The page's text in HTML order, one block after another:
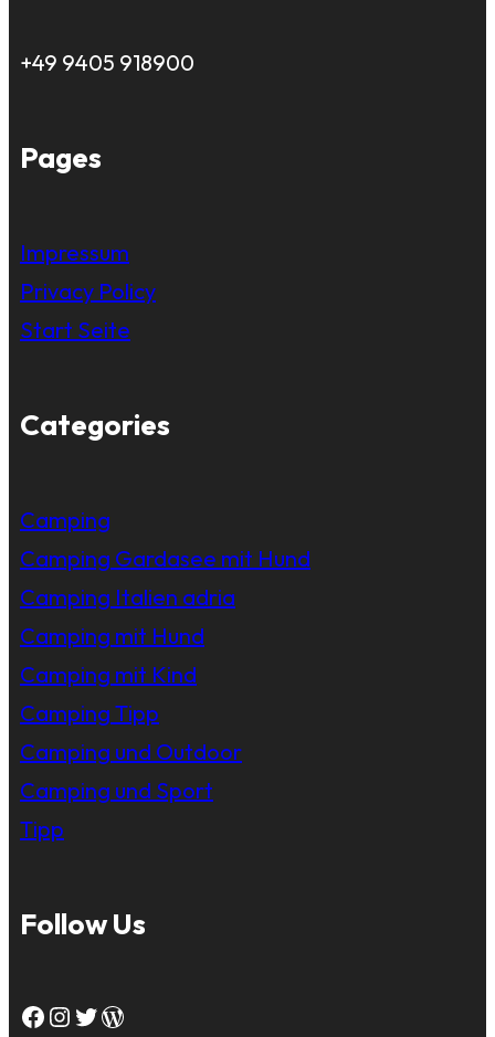
+49 9405 918900
Pages
Impressum
Privacy Policy
Start Seite
Categories
Camping
Camping Gardasee mit Hund
Camping Italien adria
Camping mit Hund
Camping mit Kind
Camping Tipp
Camping und Outdoor
Camping und Sport
Tipp
Follow Us
Facebook Instagram Twitter WordPress